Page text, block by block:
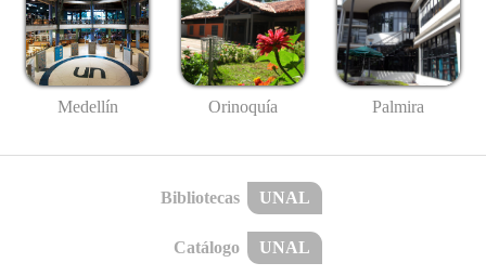
Medellín Orinoquía Palmira
Bibliotecas UNAL
Catálogo UNAL